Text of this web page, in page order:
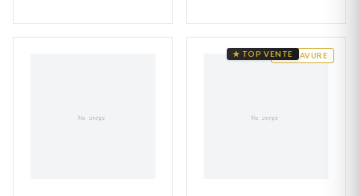
GRAVURE
★ TOP VENTE